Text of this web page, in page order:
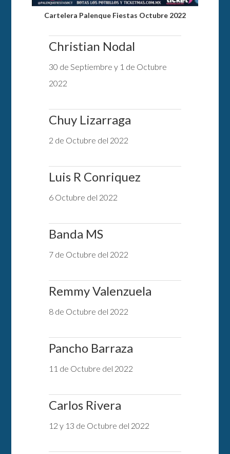
Cartelera Palenque Fiestas Octubre 2022
Christian Nodal
30 de Septiembre y 1 de Octubre
2022
Chuy Lizarraga
2 de Octubre del 2022
Luis R Conriquez
6 Octubre del 2022
Banda MS
7 de Octubre del 2022
Remmy Valenzuela
8 de Octubre del 2022
Pancho Barraza
11 de Octubre del 2022
Carlos Rivera
12 y 13 de Octubre del 2022